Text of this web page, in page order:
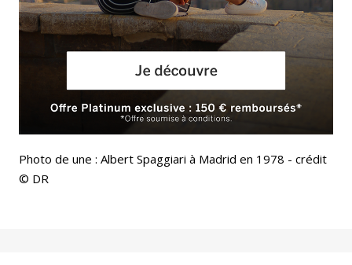
Photo de une : Albert Spaggiari à Madrid en 1978 - crédit
© DR